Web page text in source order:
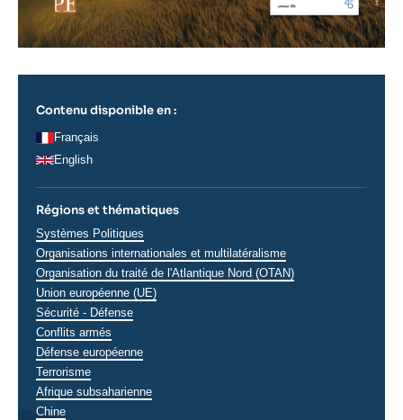
Contenu disponible en :
Français
English
Régions et thématiques
Thématiques
analyses
Systèmes Politiques
Organisations internationales et multilatéralisme
Organisation du traité de l'Atlantique Nord (OTAN)
Union européenne (UE)
Sécurité - Défense
Conflits armés
Défense européenne
Terrorisme
Régions
Afrique subsaharienne
Chine